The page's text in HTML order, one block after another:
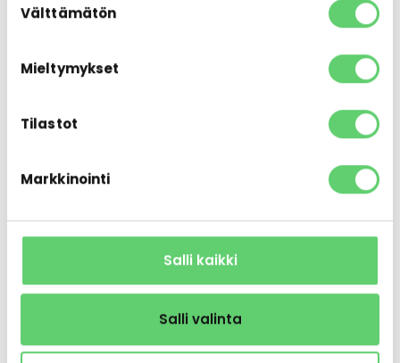
valinta
Välttämätön
Mieltymykset
Tilastot
Markkinointi
Salli kaikki
Salli valinta
Hyväksyn, että Royal House lähettää minulle
tiedotteita uusista kohteista sähköpostiini
tietosuojaselosteesta
Haluatko enemmän kriteereitä?Täytä koko